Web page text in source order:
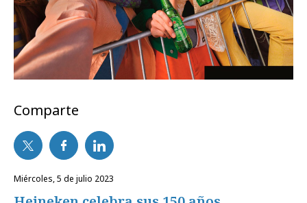
Comparte
miércoles, 5 de julio 2023